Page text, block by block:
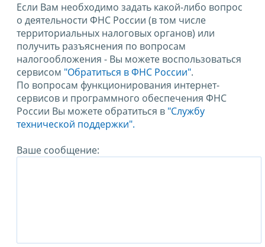
Если Вам необходимо задать какой-либо вопрос
о деятельности ФНС России (в том числе
территориальных налоговых органов) или
получить разъяснения по вопросам
налогообложения - Вы можете воспользоваться
сервисом "Обратиться в ФНС России".
По вопросам функционирования интернет-
сервисов и программного обеспечения ФНС
России Вы можете обратиться в "Службу
технической поддержки".
Ваше сообщение: